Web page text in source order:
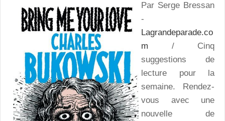
Par Serge Bressan
-
Lagrandeparade.co
m / Cinq
suggestions de
lecture pour la
semaine. Rendez-
vous avec une
nouvelle de